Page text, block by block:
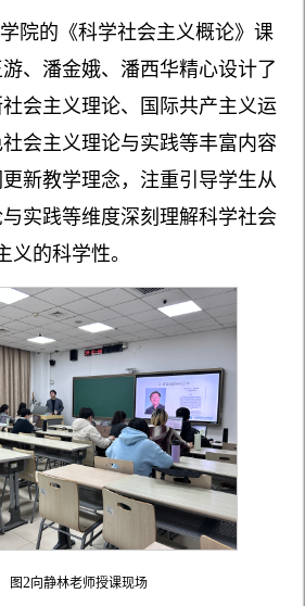
院的《科学社会主义概论》课
、潘金娥、潘西华精心设计了
会主义理论、国际共产主义运
会主义理论与实践等丰富内容
新教学理念，注重引导学生从
实践等维度深刻理解科学社会
义的科学性。
图2向静林老师授课现场